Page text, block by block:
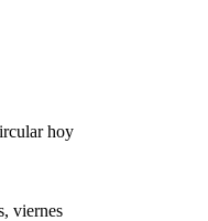
hoy
viernes